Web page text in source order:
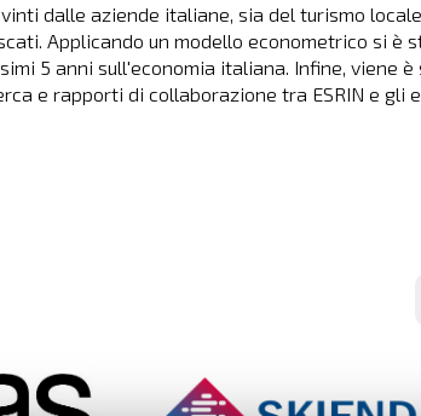
dalle aziende italiane, sia del turismo
Applicando un modello econometrico si è
5 anni sull'economia italiana. Infine, viene
e rapporti di collaborazione tra ESRIN e gli